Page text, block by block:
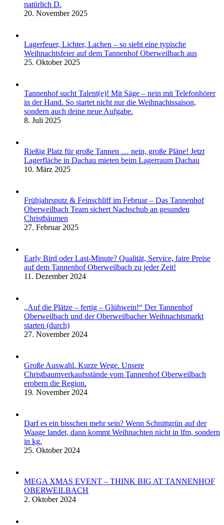
natürlich D.
20. November 2025
Lagerfeuer, Lichter, Lachen – so sieht eine typische
Weihnachtsfeier auf dem Tannenhof Oberweilbach aus
25. Oktober 2025
Tannenhof sucht Talent(e)! Mit Säge – nein mit Telefonhörer
in der Hand. So startet nicht nur die Weihnachtssaison,
sondern auch deine neue Aufgabe.
8. Juli 2025
Rießig Platz für große Tannen … nein, große Pläne! Jetzt
Lagerfläche in Dachau mieten beim Lagerraum Dachau
10. März 2025
Frühjahrsputz & Feinschliff im Februar – Das Tannenhof
Oberweilbach Team sichert Nachschub an gesunden
Christbäumen
27. Februar 2025
Early Bird oder Last-Minute? Qualität, Service, faire Preise
auf dem Tannenhof Oberweilbach zu jeder Zeit!
11. Dezember 2024
„Auf die Plätze – fertig – Glühwein!“ Der Tannenhof
Oberweilbach und der Oberweilbacher Weihnachtsmarkt
starten (durch)
27. November 2024
Große Auswahl. Kurze Wege. Unsere
Christbaumverkaufsstände vom Tannenhof Oberweilbach
erobern die Region.
19. November 2024
Darf es ein bisschen mehr sein? Wenn Schnittgrün auf der
Waage landet, dann kommt Weihnachten nicht in lfm, sondern
in kg.
25. Oktober 2024
MEGA XMAS EVENT – THINK BIG AT TANNENHOF
OBERWEILBACH
2. Oktober 2024